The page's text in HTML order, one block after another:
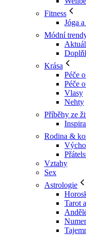
Fitness
Jóga
Módní
Krása
Péče
Péče
Vlasy
Nehty
Příběhy ze
Rodina &
Vztahy
Sex
Astrologie
Tarot